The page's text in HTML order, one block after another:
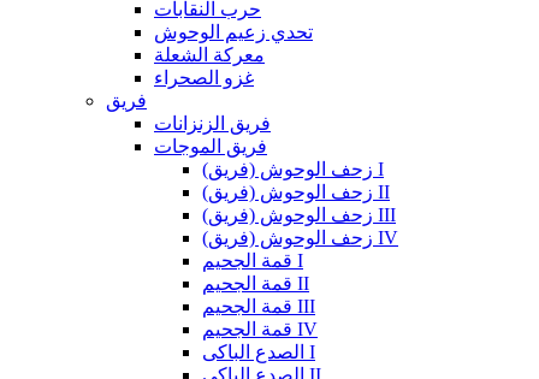
حرب النقابات
تحدي زعيم الوحوش
معركة الشعلة
غزو الصحراء
فريق
فريق الزنزانات
فريق الموجات
زحف الوحوش (فريق) I
زحف الوحوش (فريق) II
زحف الوحوش (فريق) III
زحف الوحوش (فريق) IV
قمة الجحيم I
قمة الجحيم II
قمة الجحيم III
قمة الجحيم IV
الصدع الباكى I